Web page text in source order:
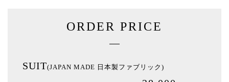
ORDER PRICE
SUIT(JAPAN MADE 日本製ファブリック)